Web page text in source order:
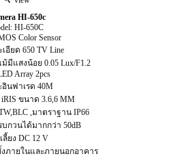
HI-650c
HI-650C
Color Sensor
อียด 650 TV Line
มีแสงน้อย 0.05 Lux/F1.2
Array 2pcs
อินฟาเรด 40M
iRIS ขนาด 3.6,6 MM
,มาตราฐาน IP66
วนได้มากกว่า 50dB
ลี้ยง DC 12 V
ภายในและภายนอกอาคาร